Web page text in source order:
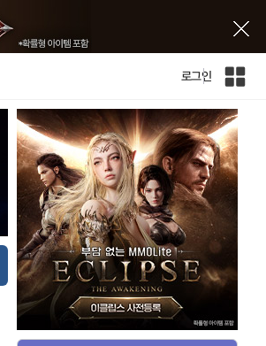
로그인
인
전
체
사
이
트
맵